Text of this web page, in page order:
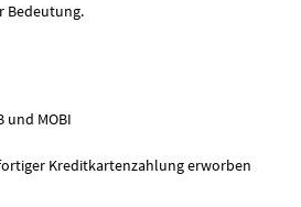
Bedeutung.
und MOBI
Kreditkartenzahlung erworben